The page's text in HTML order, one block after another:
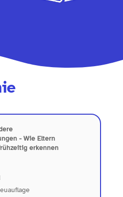
- Wie Eltern
erkennen